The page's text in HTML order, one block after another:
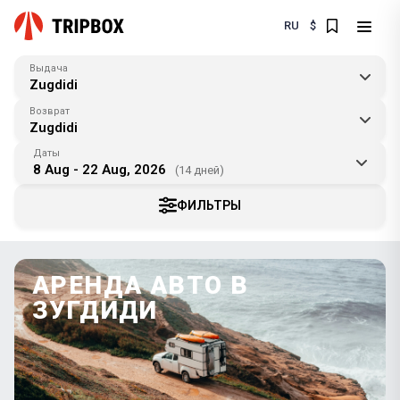
RU $
Выдача
Zugdidi
Возврат
Zugdidi
Даты
8 Aug - 22 Aug, 2026 (14 дней)
ФИЛЬТРЫ
АРЕНДА АВТО В
ЗУГДИДИ